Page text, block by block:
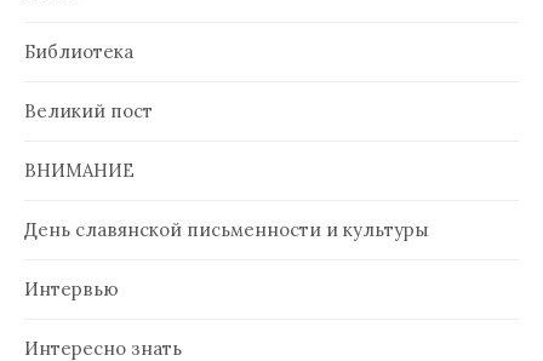
Библиотека
Великий пост
ВНИМАНИЕ
День славянской письменности и культуры
Интервью
Интересно знать